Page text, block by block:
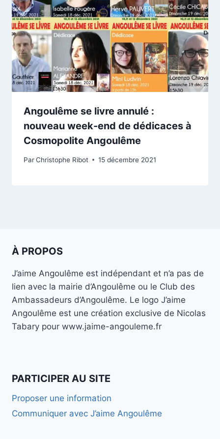
Angoulême se livre annulé :
nouveau week-end de dédicaces à
Cosmopolite Angoulême
ParChristophe Ribot 15 décembre 2021
À PROPOS
J’aime Angoulême est indépendant et n’a pas de
lien avec la mairie d’Angoulême ou le Club des
Ambassadeurs d’Angoulême. Le logo J’aime
Angoulême est une création exclusive de Nicolas
Tabary pour www.jaime-angouleme.fr
PARTICIPER AU SITE
Proposer une information
Communiquer avec J’aime Angoulême